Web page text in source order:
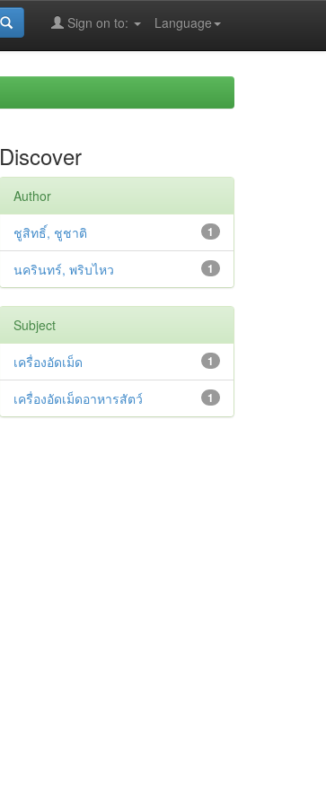
Language
Sign on to:
Discover
Author
1
ชูสิทธิ์, ชูชาติ
1
นครินทร์, พริบไหว
Subject
1
เครื่องอัดเม็ด
1
เครื่องอัดเม็ดอาหารสัตว์